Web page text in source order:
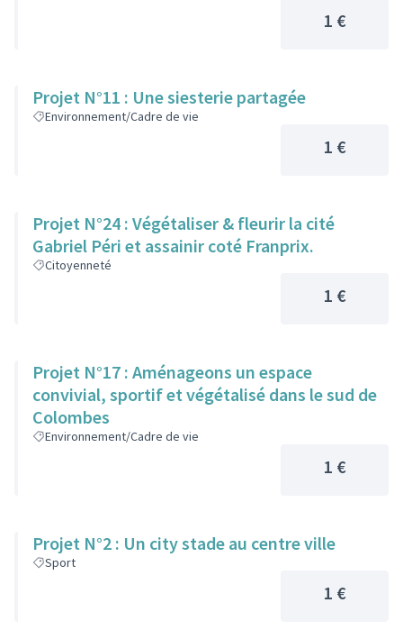
1 €
Projet N°11 : Une siesterie partagée
Environnement/Cadre de vie
1 €
Projet N°24 : Végétaliser & fleurir la cité
Gabriel Péri et assainir coté Franprix.
Citoyenneté
1 €
Projet N°17 : Aménageons un espace
convivial, sportif et végétalisé dans le sud de
Colombes
Environnement/Cadre de vie
1 €
Projet N°2 : Un city stade au centre ville
Sport
1 €